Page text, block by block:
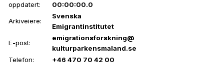
oppdatert:
00:00:00.0
Arkiveiere:
Svenska
Emigrantinstitutet
E-post:
emigrationsforskning@
kulturparkensmaland.se
Telefon:
+46 470 70 42 00